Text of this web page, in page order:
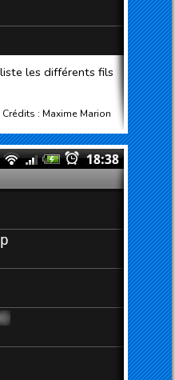
les différents fils
Crédits : Maxime Marion